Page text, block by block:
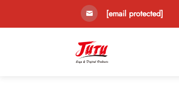
[email protected]